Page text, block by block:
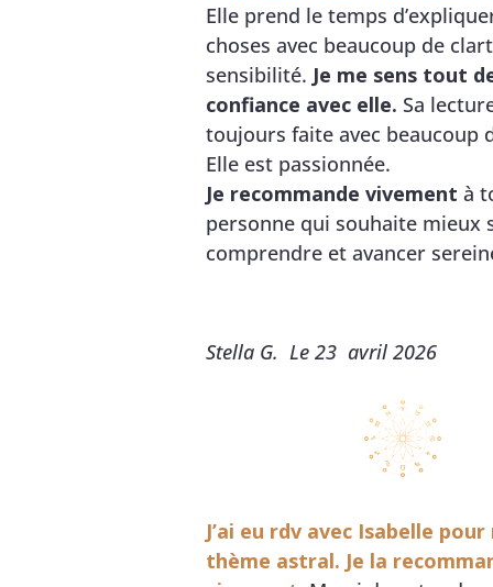
Elle prend le temps
choses avec beaucoup de
sensibilité. Je me sens tout
confiance avec elle. Sa
toujours faite avec beaucoup
Elle est passionnée.
Je recommande vivement à
personne qui souhaite mieux
comprendre et avancer
Stella G. Le 23 avril 2026
J’ai eu rdv avec Isabelle
thème astral. Je la